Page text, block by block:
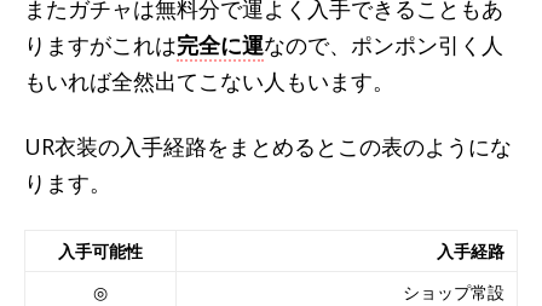
またガチャは無料分で運よく入手できることもあ
りますがこれは完全に運なので、ポンポン引く人
もいれば全然出てこない人もいます。
UR衣装の入手経路をまとめるとこの表のようにな
ります。
入手可能性
入手経路
◎
ショップ常設